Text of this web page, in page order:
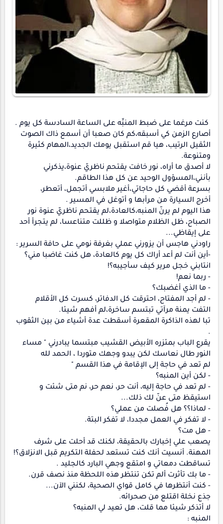
كنت مرغما على ضبط المنبِّه على الساعة السادسة كل يوم .
أصارع الزمن كي أسبقه،كم كان صعبا أن أسمع ذاك الصوت
الثقيل الرتيب، هيا قم استقبل يومك الجديد،المهام كثيرة
ومتنوعة.
لا أصدق ما أراه، نور خافت يقتحم ناظريّ عنوة،يذكرني
بأنني،المسؤول الوحيد عن كل هذا الطاقم.
بسرعة أقضي كل حاجاتي،أغير ملابسي أتجمل، أتعطر،
أخرج السيارة من مرأبها و أتوغل في المسير .
هذا اليوم لم يرنّ المنبه،كالعادة،لم يقتحم ناظريّ عنوة نور
الصباح، ظل الظلام متواصلا و ظللت متناعسا، لم يتجرأ أحد
على إيقاظي...
راودني هاجس أن يزورني عملي بغرفة نومي على حافة السرير :
-أين أنت لم أعد أراك كل يوم كالعادة، هل كنت غاضبا مني؟
انتابني خجل مرير كيف سأجيبه؟!
- ربما نعم!
- ما الذي أغضبك؟
- لم أجد المفتاح، احترقت كل الدفاتر، كسرت كل الأقلام
التفت يمنة مرآتي تبتسم ساخرة،لم أفهم شيئا.
تبا لهذه الذاكرة المقعرة أسقطت عدة أشياء من بين الثقوب
.
يقرع الباب بمئزره الأبيض القشيب مبتسما يبادرني " مساء
النور طال نعاسك لكن يبدو وجهك متوردا ، الحمد لله
لم تعد في حاجة إلى الإقامة في هذا القسم "
- لكن أين المنبه؟
- لم تعد في حاجة إليه، أنت حر، نعم حر، نم متى شئت و
استيقظ متى عنّ لك ذلك...
- لماذا؟؟ هل فُصلت من عملي؟
- لا تفكر في العمل مجددا، لا تفكر البتة.
- هل مت؟
يصعب علي إخبارك بالحقيقة، لكنك قد أحلت على شرف
المهنة. أنسيت أنك كنت تستعد لحفلة التكريم قبل الانزلاق؟!
تساقطت دمعاتي و امتقع وجهي البارد كالجليد .
- ما بك تأثرت ألم تكن تنتظر هذه اللحظة منذ نصف قرن.
- كنت أنتظرها في كامل قواي الصحية، لكنني الآن...
جذع نخلة اقتلع من صحرائه.
لا أتذكر شيئا مما قلت، هل تعيد لي المنبه؟
المنبه :